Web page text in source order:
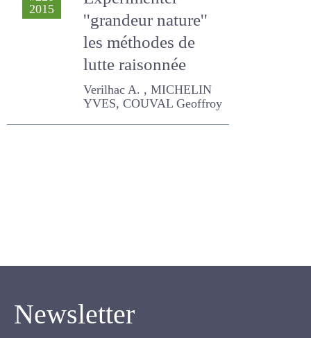
Expérimenter
''grandeur nature''
les méthodes de
lutte raisonnée
Verilhac A. , MICHELIN
Newsletter